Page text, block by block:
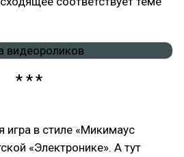
игра в стиле «Микимаус
«Электронике». А тут